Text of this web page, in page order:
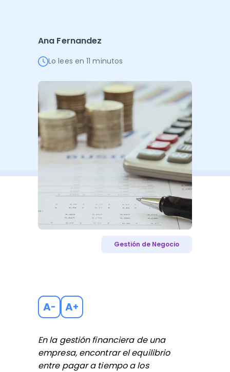
Ver todo
Ver TodoAna Fernandez
Lo lees en 11 minutos
Gestión de Negocio
A- A+
En la gestión financiera de una
empresa, encontrar el equilibrio
entre pagar a tiempo a los